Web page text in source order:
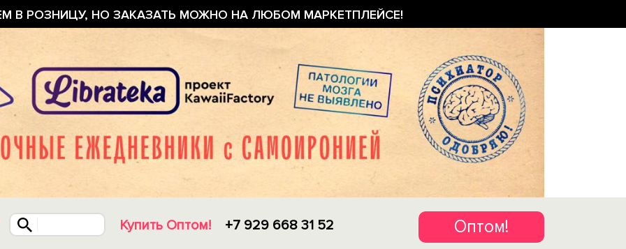
В РОЗНИЦУ, НО ЗАКАЗАТЬ МОЖНО НА ЛЮБОМ МАРКЕТПЛЕЙСЕ!
Купить Оптом! +7 929 668 31 52 Оптом!